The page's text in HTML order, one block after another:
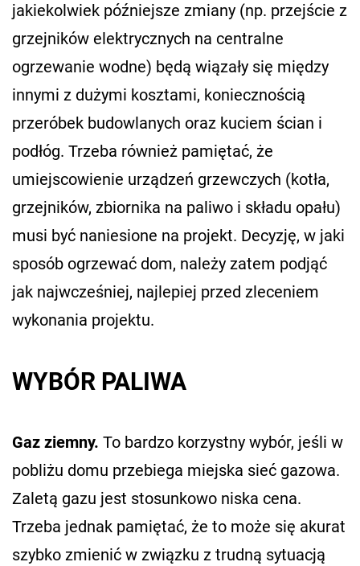
jakiekolwiek późniejsze zmiany (np. przejście z
grzejników elektrycznych na centralne
ogrzewanie wodne) będą wiązały się między
innymi z dużymi kosztami, koniecznością
przeróbek budowlanych oraz kuciem ścian i
podłóg. Trzeba również pamiętać, że
umiejscowienie urządzeń grzewczych (kotła,
grzejników, zbiornika na paliwo i składu opału)
musi być naniesione na projekt. Decyzję, w jaki
sposób ogrzewać dom, należy zatem podjąć
jak najwcześniej, najlepiej przed zleceniem
wykonania projektu.
WYBÓR PALIWA
Gaz ziemny. To bardzo korzystny wybór, jeśli w
pobliżu domu przebiega miejska sieć gazowa.
Zaletą gazu jest stosunkowo niska cena.
Trzeba jednak pamiętać, że to może się akurat
szybko zmienić w związku z trudną sytuacją